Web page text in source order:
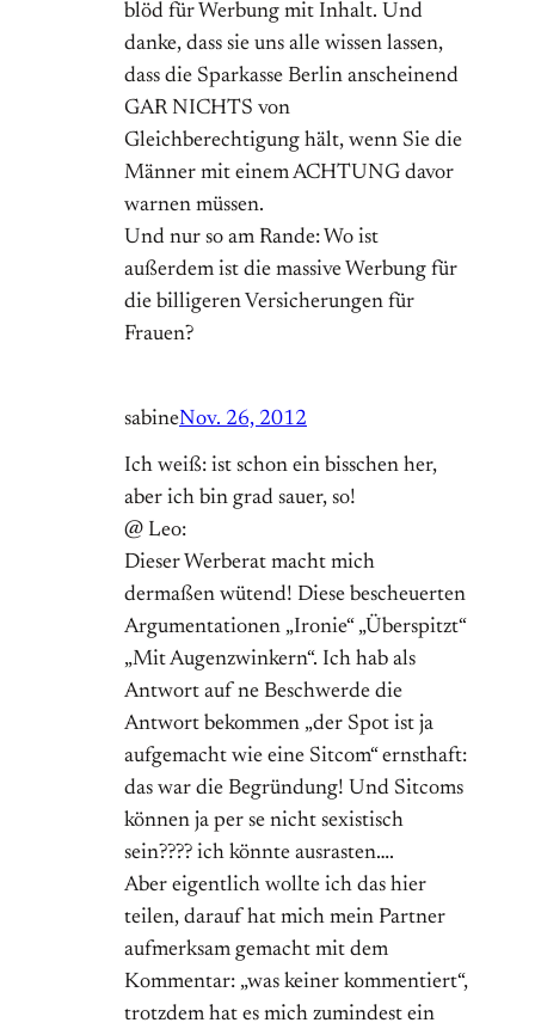
blöd für Werbung mit Inhalt. Und
danke, dass sie uns alle wissen lassen,
dass die Sparkasse Berlin anscheinend
GAR NICHTS von
Gleichberechtigung hält, wenn Sie die
Männer mit einem ACHTUNG davor
warnen müssen.
Und nur so am Rande: Wo ist
außerdem ist die massive Werbung für
die billigeren Versicherungen für
Frauen?
sabineNov. 26, 2012
Ich weiß: ist schon ein bisschen her,
aber ich bin grad sauer, so!
@ Leo:
Dieser Werberat macht mich
dermaßen wütend! Diese bescheuerten
Argumentationen „Ironie“ „Überspitzt“
„Mit Augenzwinkern“. Ich hab als
Antwort auf ne Beschwerde die
Antwort bekommen „der Spot ist ja
aufgemacht wie eine Sitcom“ ernsthaft:
das war die Begründung! Und Sitcoms
können ja per se nicht sexistisch
sein???? ich könnte ausrasten….
Aber eigentlich wollte ich das hier
teilen, darauf hat mich mein Partner
aufmerksam gemacht mit dem
Kommentar: „was keiner kommentiert“,
trotzdem hat es mich zumindest ein